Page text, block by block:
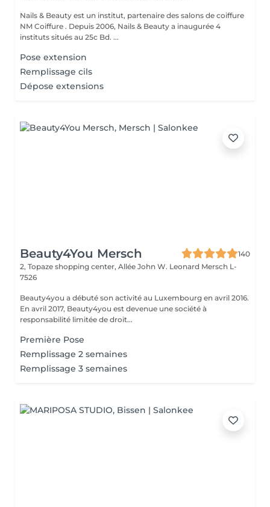
Nails & Beauty est un institut, partenaire des salons de coiffure
NM Coiffure . Depuis 2006, Nails & Beauty a inaugurée 4
instituts situés au 25c Bd. ...
Pose extension
Remplissage cils
Dépose extensions
Beauty4You Mersch
140
2, Topaze shopping center, Allée John W. Leonard Mersch L-
7526
Beauty4you a débuté son activité au Luxembourg en avril 2016.
En avril 2017, Beauty4you est devenue une société à
responsabilité limitée de droit...
Première Pose
Remplissage 2 semaines
Remplissage 3 semaines